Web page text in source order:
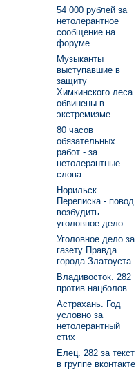
54 000 рублей за
нетолерантное
сообщение на
форуме
Музыканты
выступавшие в
защиту
Химкинского леса
обвинены в
экстремизме
80 часов
обязательных
работ - за
нетолерантные
слова
Норильск.
Переписка - повод
возбудить
уголовное дело
Уголовное дело за
газету Правда
города Златоуста
Владивосток. 282
против нацболов
Астрахань. Год
условно за
нетолерантный
стих
Елец. 282 за текст
в группе вконтакте